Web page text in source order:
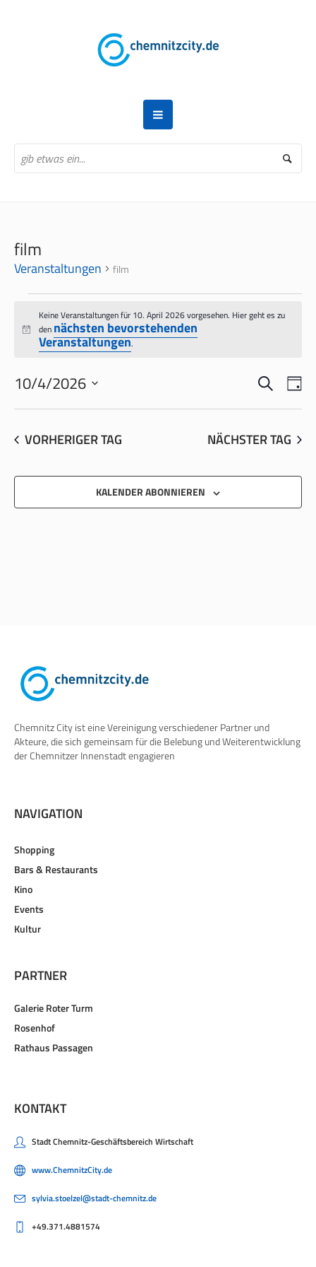
film
Veranstaltungen film
FÜR
2026
Hinweis
Keine Veranstaltungen für 10. April 2026 vorgesehen. Hier geht es zu
den nächsten bevorstehenden
Veranstaltungen.
SUCHE
SUCHE
10/4/2026
VORHERIGER TAG NÄCHSTER TAG
KALENDER ABONNIEREN
Chemnitz City ist eine Vereinigung verschiedener Partner und
Akteure, die sich gemeinsam für die Belebung und Weiterentwicklung
der Chemnitzer Innenstadt engagieren
NAVIGATION
Shopping
Bars & Restaurants
Kino
Events
Kultur
PARTNER
Galerie Roter Turm
Rosenhof
Rathaus Passagen
KONTAKT
Stadt Chemnitz-Geschäftsbereich Wirtschaft
www.ChemnitzCity.de
sylvia.stoelzel@stadt-chemnitz.de
+49.371.4881574